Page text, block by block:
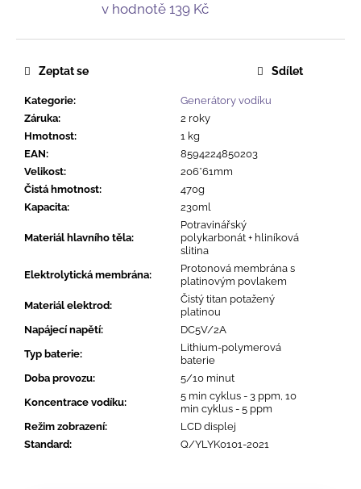
v hodnotě 139 Kč
Kategorie:
Generátory vodíku
Záruka:
2 roky
Hmotnost:
1 kg
EAN:
8594224850203
Velikost:
206*61mm
Čistá hmotnost:
470g
Kapacita: 230ml
Materiál hlavního těla:
Potravinářský
polykarbonát + hliníková
slitina
Elektrolytická membrána:
Protonová membrána s
platinovým povlakem
Materiál elektrod:
Čistý titan potažený
platinou
Napájecí napětí:
DC5V/2A
Typ baterie:
Lithium-polymerová
baterie
Doba provozu:
5/10 minut
Koncentrace vodíku:
5 min cyklus - 3 ppm, 10
min cyklus - 5 ppm
Režim zobrazení:
LCD displej
Standard: Q/YLYK0101-2021
Zeptat se Sdílet